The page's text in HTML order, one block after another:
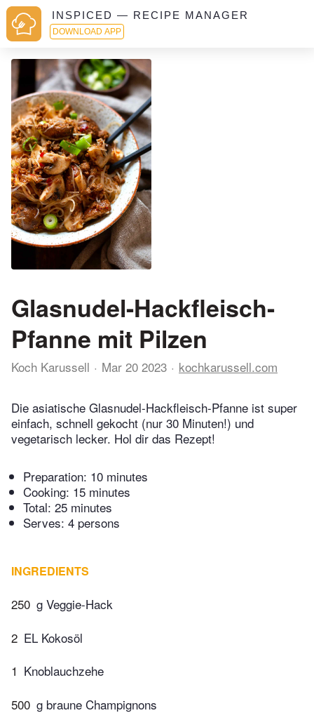
INSPICED — RECIPE MANAGER
DOWNLOAD APP
Glasnudel-Hackfleisch-
Pfanne mit Pilzen
Koch Karussell Mar 20 2023 kochkarussell.com
Die asiatische Glasnudel-Hackfleisch-Pfanne ist super
einfach, schnell gekocht (nur 30 Minuten!) und
vegetarisch lecker. Hol dir das Rezept!
Preparation: 10 minutes
Cooking: 15 minutes
Total: 25 minutes
Serves: 4 persons
INGREDIENTS
250 g Veggie-Hack
2 EL Kokosöl
1 Knoblauchzehe
500 g braune Champignons